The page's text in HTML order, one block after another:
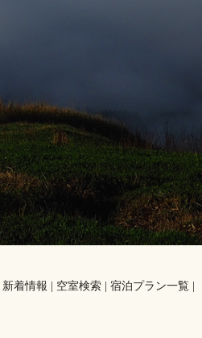
新着情報 空室検索
宿泊プラン一覧